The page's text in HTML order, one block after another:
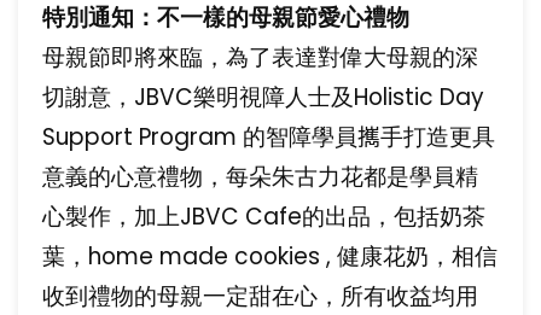
特別通知：不一樣的母親節愛心禮物
母親節即將來臨，為了表達對偉大母親的深
切謝意，JBVC樂明視障人士及Holistic Day
Support Program 的智障學員𢹂手打造更具
意義的心意禮物，每朵朱古力花都是學員精
心製作，加上JBVC Cafe的出品，包括奶茶
葉，home made cookies , 健康花奶，相信
收到禮物的母親一定甜在心，所有收益均用